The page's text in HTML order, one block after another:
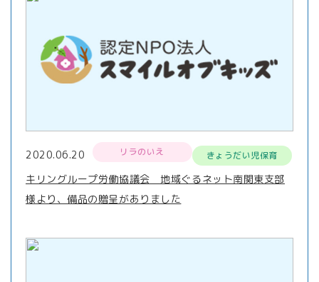
2020.06.20 リラのいえ きょうだい児保育
キリングループ労働協議会 地域ぐるネット南関東支部
様より、備品の贈呈がありました